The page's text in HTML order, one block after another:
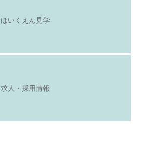
ほいくえん見学
求人・採用情報